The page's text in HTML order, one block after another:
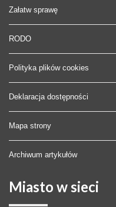
Załatw sprawę
RODO
Polityka plików cookies
Deklaracja dostępności
Mapa strony
Archiwum artykułów
Miasto w sieci